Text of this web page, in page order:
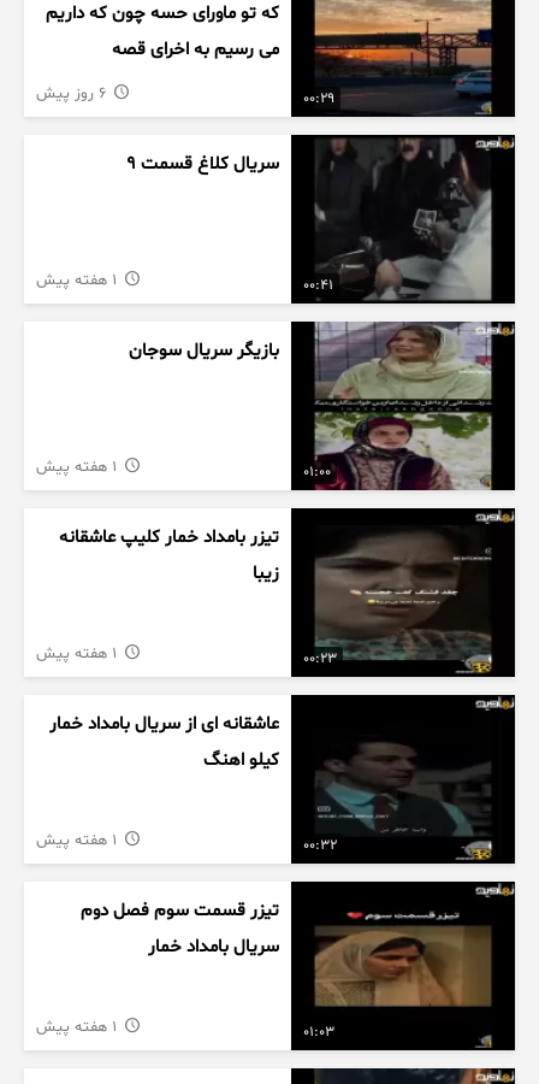
00:29
که تو ماورای حسه چون که داریم
می رسیم به اخرای قصه
00:41
سریال کلاغ قسمت 9
01:00
بازیگر سریال سوجان
00:23
تیزر بامداد خمار کلیپ عاشقانه
زیبا
00:32
عاشقانه ای از سریال بامداد خمار
کیلو اهنگ
01:03
تیزر قسمت سوم فصل دوم
سریال بامداد خمار